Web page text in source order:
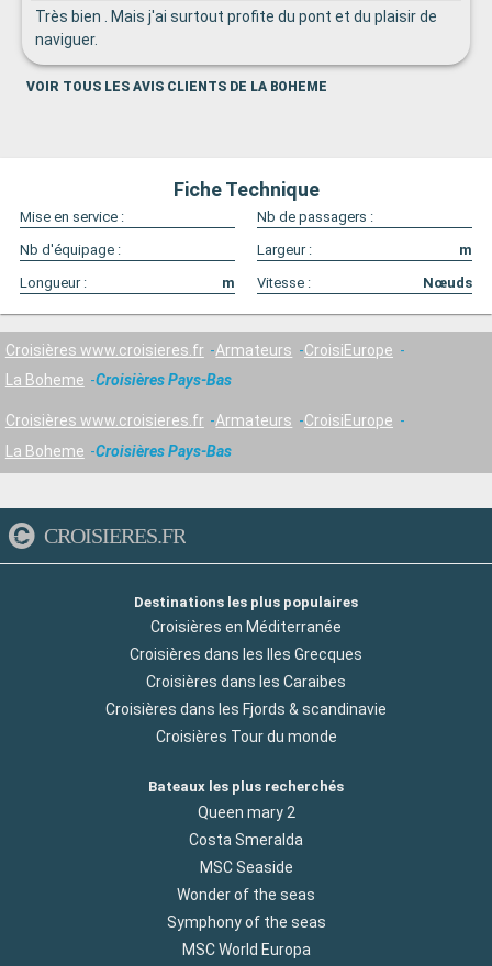
Très bien . Mais j'ai surtout profite du pont et du plaisir de
naviguer.
VOIR TOUS LES AVIS CLIENTS DE LA BOHEME
Fiche Technique
Mise en service :
Nb de passagers :
Nb d'équipage :
Largeur :
m
Longueur :
m Vitesse : Nœuds
Croisières www.croisieres.fr Armateurs
CroisiEurope
La Boheme
Croisières Pays-Bas
Croisières www.croisieres.fr Armateurs
CroisiEurope
La Boheme
Croisières Pays-Bas
CROISIERES.FR
Destinations les plus populaires
Croisières en Méditerranée
Croisières dans les Iles Grecques
Croisières dans les Caraibes
Croisières dans les Fjords & scandinavie
Croisières Tour du monde
Bateaux les plus recherchés
Queen mary 2
Costa Smeralda
MSC Seaside
Wonder of the seas
Symphony of the seas
MSC World Europa